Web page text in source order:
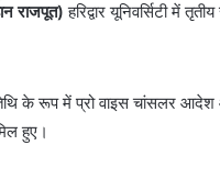
i
राजपूत) हरिद्वार यूनिवर्सिटी में
के रूप में प्रो वाइस चांसलर
हुए।